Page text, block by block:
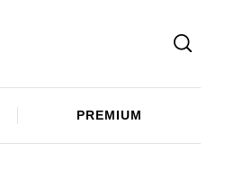
PREMIUM